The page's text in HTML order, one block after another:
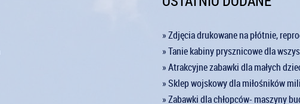
» Zdjęcia drukowane na płótnie,
» Tanie kabiny prysznicowe dla
» Atrakcyjne zabawki dla małych
» Sklep wojskowy dla miłośników
» Zabawki dla chłopców- maszyny